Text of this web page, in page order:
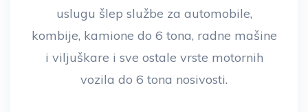
uslugu šlep službe za automobile,
kombije, kamione do 6 tona, radne mašine
i viljuškare i sve ostale vrste motornih
vozila do 6 tona nosivosti.